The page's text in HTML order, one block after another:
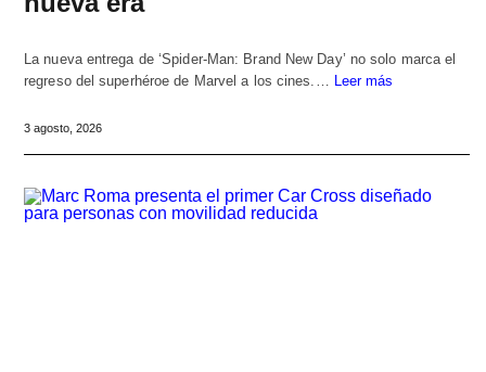
La nueva entrega de ‘Spider-Man: Brand New Day’ no solo marca el
regreso del superhéroe de Marvel a los cines.… Leer más
3 agosto, 2026